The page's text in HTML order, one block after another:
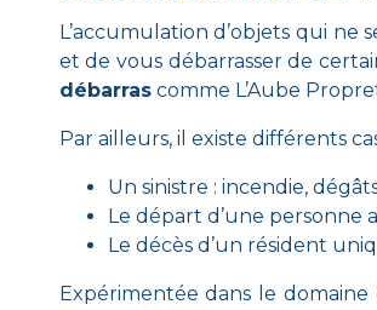
L’accumulation d’objets qui
et de vous débarrasser de
débarrascomme L’Aube
Par ailleurs, il existe différents
Un sinistre : incendie,
Le départ d’une personne
Le décès d’un résident
Expérimentée dans le